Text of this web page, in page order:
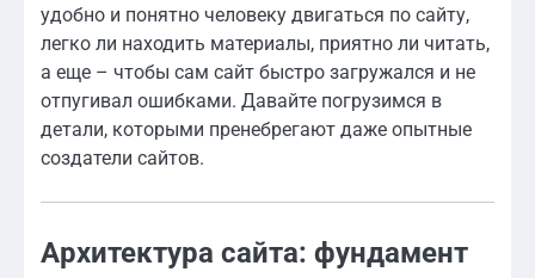
удобно и понятно человеку двигаться по сайту,
легко ли находить материалы, приятно ли читать,
а еще – чтобы сам сайт быстро загружался и не
отпугивал ошибками. Давайте погрузимся в
детали, которыми пренебрегают даже опытные
создатели сайтов.
Архитектура сайта: фундамент